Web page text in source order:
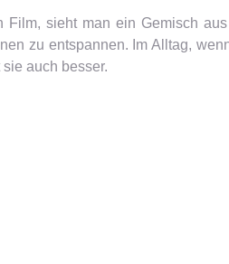
Film, sieht man ein Gemisch
zu entspannen. Im Alltag,
auch besser.